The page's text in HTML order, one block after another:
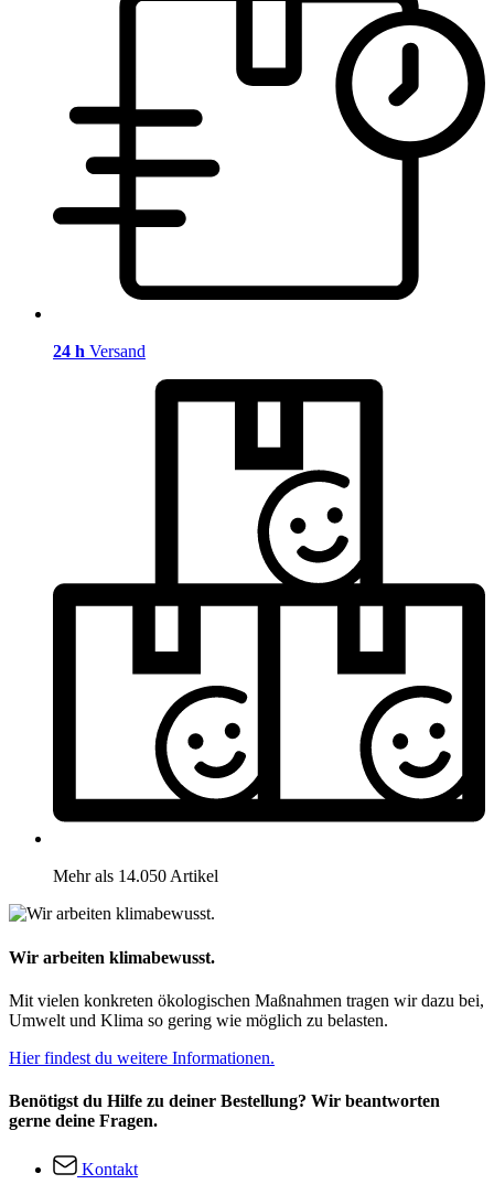
24 h Versand
Mehr als 14.050 Artikel
Wir arbeiten klimabewusst.
Mit vielen konkreten ökologischen Maßnahmen tragen wir dazu bei,
Umwelt und Klima so gering wie möglich zu belasten.
Hier findest du weitere Informationen.
Benötigst du Hilfe zu deiner Bestellung? Wir beantworten
gerne deine Fragen.
Kontakt